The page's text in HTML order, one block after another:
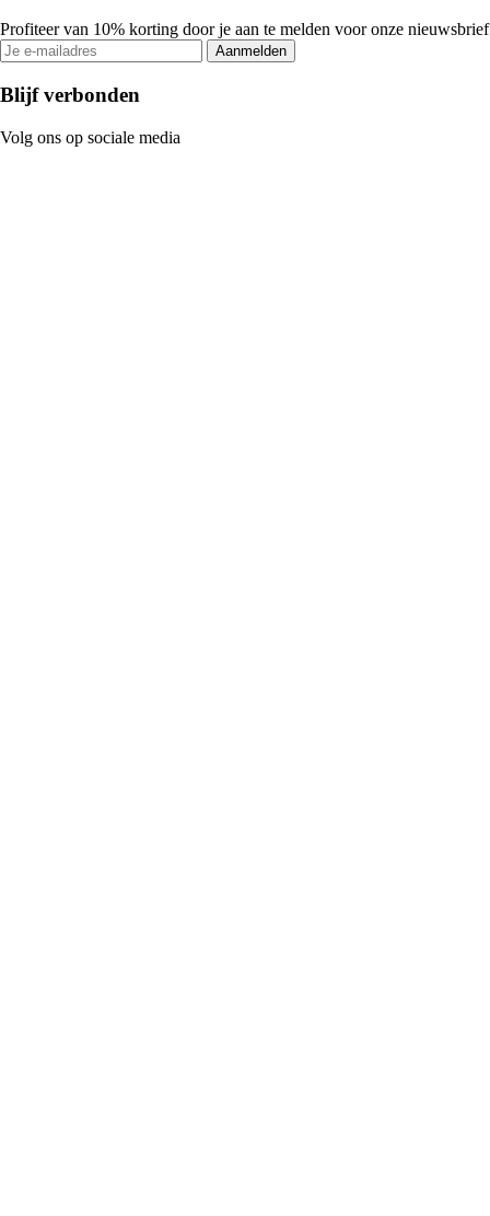
Profiteer van 10% korting door je aan te melden voor onze nieuwsbrief
Aanmelden
Blijf verbonden
Volg ons op sociale media